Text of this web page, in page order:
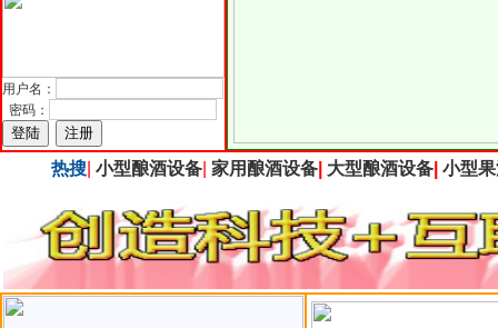
用户名：
密码：
热搜 小型酿酒设备 家用酿酒设备 大型酿酒设备 小型